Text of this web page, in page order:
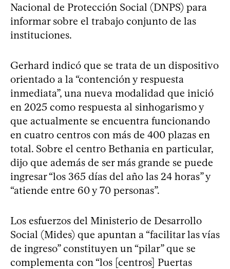
Nacional de Protección Social (DNPS) para
informar sobre el trabajo conjunto de las
instituciones.
Gerhard indicó que se trata de un dispositivo
orientado a la “contención y respuesta
inmediata”, una nueva modalidad que inició
en 2025 como respuesta al sinhogarismo y
que actualmente se encuentra funcionando
en cuatro centros con más de 400 plazas en
total. Sobre el centro Bethania en particular,
dijo que además de ser más grande se puede
ingresar “los 365 días del año las 24 horas” y
“atiende entre 60 y 70 personas”.
Los esfuerzos del Ministerio de Desarrollo
Social (Mides) que apuntan a “facilitar las vías
de ingreso” constituyen un “pilar” que se
complementa con “los [centros] Puertas